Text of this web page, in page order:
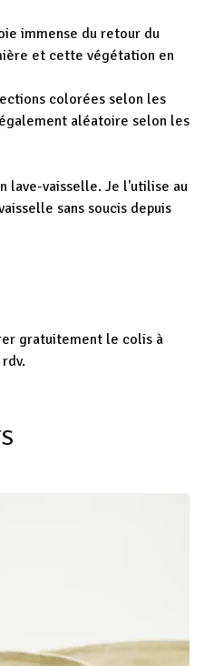
immense du retour du
et cette végétation en
colorées selon les
aléatoire selon les
lave-vaisselle. Je l'utilise au
sans soucis depuis
gratuitement le colis à